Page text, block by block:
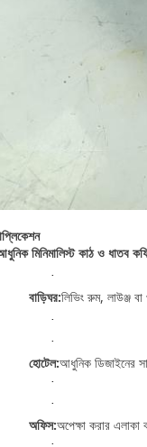
মিনিমালিস্ট কাঠ ও ধাতব
·
বাড়িঘর:লিভিং রুম, লাউঞ্জ
·
·
হোটেল:আধুনিক ডিজাইনের
·
·
অফিস:অপেক্ষা করার এলাকা
·